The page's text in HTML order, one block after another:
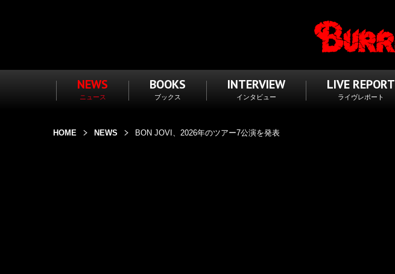
NEWS
ニュース
BOOKS
ブックス
INTERVIEW
インタビュー
LIVE REPORT
ライヴレポート
HOME NEWS BON JOVI、2026年のツアー7公演を発表